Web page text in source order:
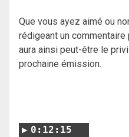
Que vous ayez aimé ou
rédigeant un
aura ainsi peut-être le
prochaine émission.
0:12:15